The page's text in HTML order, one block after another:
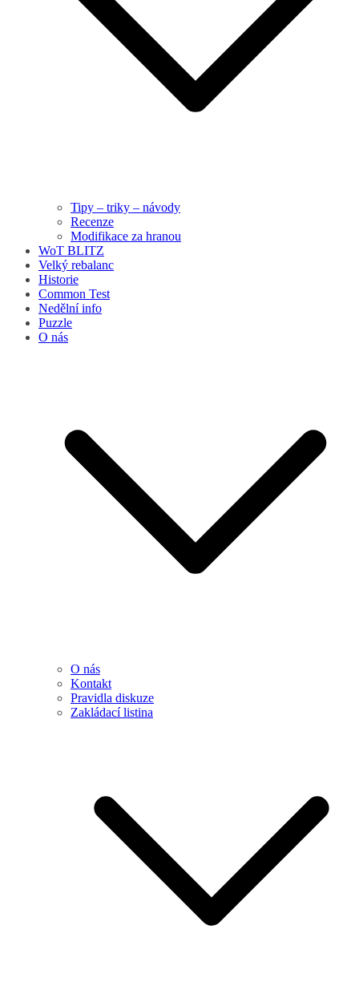
Tipy – triky – návody
Recenze
Modifikace za hranou
WoT BLITZ
Velký rebalanc
Historie
Common Test
Nedělní info
Puzzle
O nás
O nás
Kontakt
Pravidla diskuze
Zakládací listina